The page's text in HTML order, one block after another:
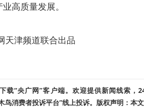
高质量发展。
天津频道联合出品
载“央广网”客户端。欢迎提供新闻线索，
鸟消费者投诉平台”线上投诉。版权声明：本